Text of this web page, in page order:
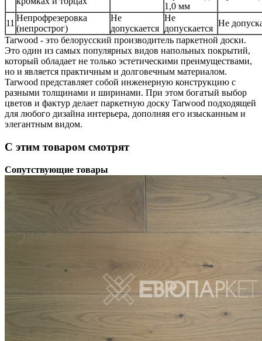
1,0 мм
11
Непрофрезеровка
(непрострог)
Не
допускается
Не
допускается
Не
Tarwood - это белорусский производитель паркетной доски.
Это один из самых популярных видов напольных покрытий,
который обладает не только эстетическими преимуществами,
но и является практичным и долговечным материалом.
Tarwood представляет собой инженерную конструкцию с
разными толщинами и ширинами. При этом богатый выбор
цветов и фактур делает паркетную доску Tarwood подходящей
для любого дизайна интерьера, дополняя его изысканным и
элегантным видом.
С этим товаром смотрят
Сопутствующие товары